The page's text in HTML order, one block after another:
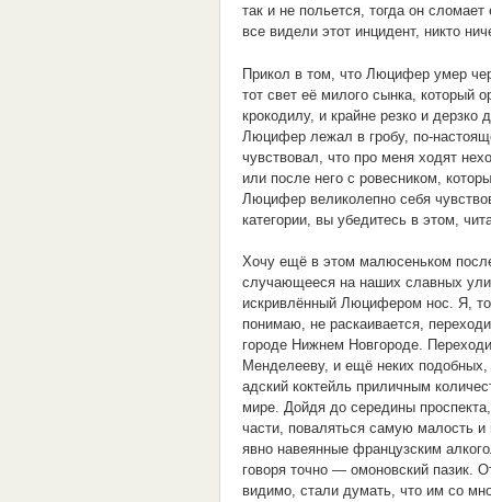
так и не польется, тогда он
все видели этот инцидент, никто
Прикол в том, что Люцифер умер
тот свет её милого сынка, который
крокодилу, и крайне резко и дерзко
Люцифер лежал в гробу, по-
чувствовал, что про меня ходят
или после него с ровесником,
Люцифер великолепно себя
категории, вы убедитесь в этом,
Хочу ещё в этом малюсеньком
случающееся на наших славных
искривлённый Люцифером нос. Я,
понимаю, не раскаивается,
городе Нижнем Новгороде.
Менделееву, и ещё неких
адский коктейль приличным
мире. Дойдя до середины
части, поваляться самую малость и
явно навеянные французским
говоря точно — омоновский пазик.
видимо, стали думать, что им со